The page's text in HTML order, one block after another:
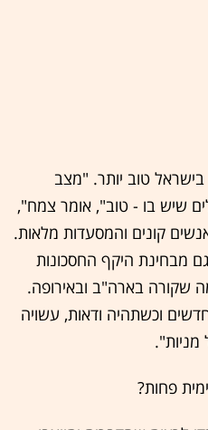
טוב יותר. "מצב
שיש בו - טוב", אומר צמח",
האבטלה הוא 5.6%, אנשים קונים והמסעדות מלאות.
מבחינת היקף החסכונות
שקורה בארה"ב ובאירופה.
וכשתהיה ודאות, עשויה
מניות".
פחות?